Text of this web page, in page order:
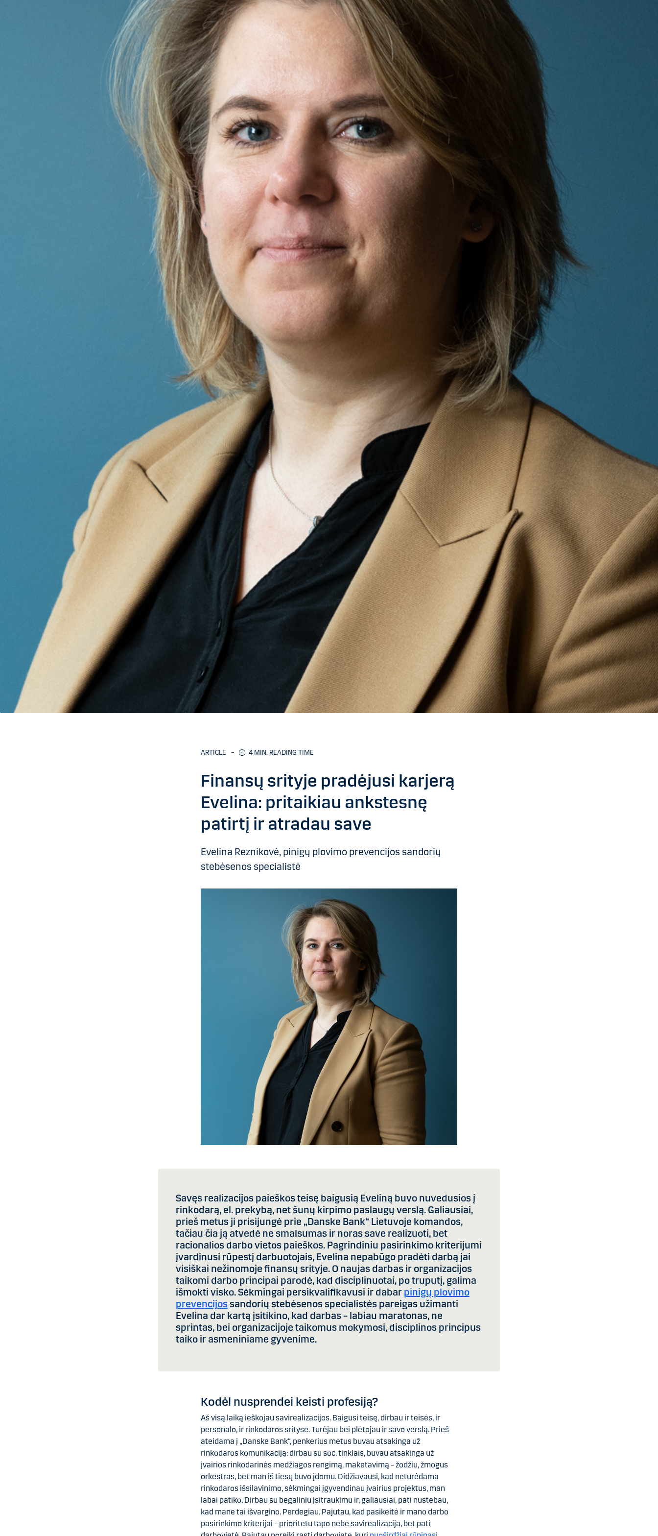
ARTICLE – 4 MIN. READING TIME
Finansų srityje pradėjusi karjerą
Evelina: pritaikiau ankstesnę
patirtį ir atradau save
Evelina Reznikovė, pinigų plovimo prevencijos sandorių
stebėsenos specialistė
Savęs realizacijos paieškos teisę baigusią Eveliną buvo nuvedusios į
rinkodarą, el. prekybą, net šunų kirpimo paslaugų verslą. Galiausiai,
prieš metus ji prisijungė prie „Danske Bank“ Lietuvoje komandos,
tačiau čia ją atvedė ne smalsumas ir noras save realizuoti, bet
racionalios darbo vietos paieškos. Pagrindiniu pasirinkimo kriterijumi
įvardinusi rūpestį darbuotojais, Evelina nepabūgo pradėti darbą jai
visiškai nežinomoje finansų srityje. O naujas darbas ir organizacijos
taikomi darbo principai parodė, kad disciplinuotai, po truputį, galima
išmokti visko. Sėkmingai persikvalifikavusi ir dabar pinigų plovimo
prevencijossandorių stebėsenos specialistės pareigas užimanti
Evelina dar kartą įsitikino, kad darbas – labiau maratonas, ne
sprintas, bei organizacijoje taikomus mokymosi, disciplinos principus
taiko ir asmeniniame gyvenime.
Kodėl nusprendei keisti profesiją?
Aš visą laiką ieškojau savirealizacijos. Baigusi teisę, dirbau ir teisės, ir
personalo, ir rinkodaros srityse. Turėjau bei plėtojau ir savo verslą. Prieš
ateidama į „Danske Bank“, penkerius metus buvau atsakinga už
rinkodaros komunikaciją: dirbau su soc. tinklais, buvau atsakinga už
įvairios rinkodarinės medžiagos rengimą, maketavimą – žodžiu, žmogus
orkestras, bet man iš tiesų buvo įdomu. Didžiavausi, kad neturėdama
rinkodaros išsilavinimo, sėkmingai įgyvendinau įvairius projektus, man
labai patiko. Dirbau su begaliniu įsitraukimu ir, galiausiai, pati nustebau,
kad mane tai išvargino. Perdegiau. Pajutau, kad pasikeitė ir mano darbo
pasirinkimo kriterijai – prioritetu tapo nebe savirealizacija, bet pati